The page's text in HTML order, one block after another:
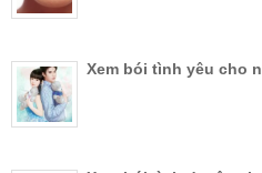
Xem bói tình yêu cho